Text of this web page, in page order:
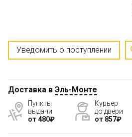
Уведомить о поступлении
Доставка в Эль-Монте
Пункты
выдачи
от 480₽
Курьер
до двери
от 857₽